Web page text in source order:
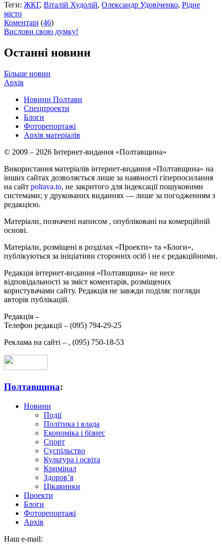
Теги: ЖКГ, Віталій Худолій, Олександр Удовіченко, Рідне
місто
Коментарі (46)
Вислови свою думку!
Останні новини
Більше новин
Архів
Новини Полтави
Спецпроекти
Блоги
Фоторепортажі
Архів матеріалів
© 2009 – 2026 Інтернет-видання «Полтавщина»
Використання матеріалів інтернет-видання «Полтавщина» на
інших сайтах дозволяється лише за наявності гіперпосилання
на сайт poltava.to, не закритого для індексації пошуковими
системами; у друкованих виданнях — лише за погодженням з
редакцією.
Матеріали, позначені написом , опубліковані на комерційній
основі.
Матеріали, розміщені в розділах «Проекти» та «Блоги»,
публікуються за ініціативи сторонніх осіб і не є редакційними.
Редакція інтернет-видання «Полтавщина» не несе
відповідальності за зміст коментарів, розміщених
користувачами сайту. Редакція не завжди поділяє погляди
авторів публікацій.
Редакція –
Телефон редакції – (095) 794-29-25
Реклама на сайті – , (095) 750-18-53
Полтавщина:
Новини
Події
Політика і влада
Економіка і бізнес
Спорт
Суспільство
Культура і освіта
Кримінал
Здоров’я
Цікавинки
Проекти
Блоги
Фоторепортажі
Архів
Наш e-mail: